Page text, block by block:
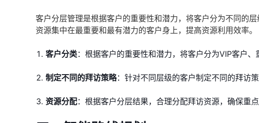
客户分层管理是根据客户的重要性和潜力，将客户分为不同的
资源集中在最重要和最有潜力的客户身上，提高资源利用效率。
客户分类：根据客户的重要性和潜力，将客户分为VIP客户、
制定不同的拜访策略：针对不同层级的客户制定不同的拜访
资源分配：根据客户分层结果，合理分配拜访资源，确保重